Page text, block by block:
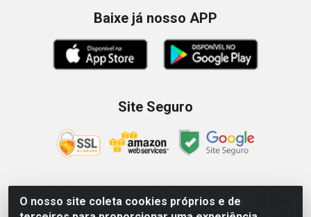
O nosso site coleta cookies próprios e de
Baixe já nosso APP
Site Seguro
Zein Importação e Comércio LTDA - Av. Senador Queiróz, 274